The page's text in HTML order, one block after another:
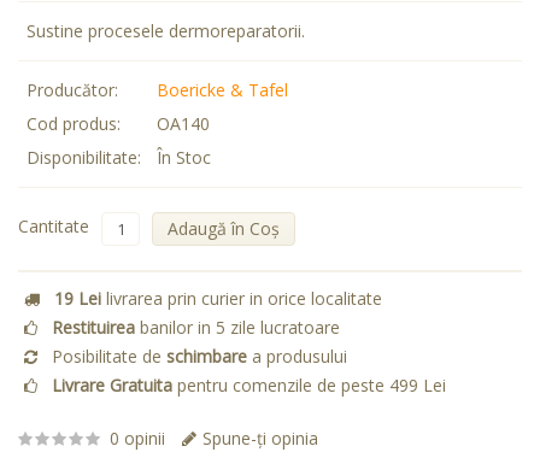
Sustine procesele dermoreparatorii.
Producător:
Boericke & Tafel
Cod produs:
OA140
Disponibilitate:
În Stoc
Cantitate Adaugă în Coş
19 Lei livrarea prin curier in orice localitate
Restituirea banilor in 5 zile lucratoare
Posibilitate de schimbare a produsului
Livrare Gratuita pentru comenzile de peste 499 Lei
0 opinii Spune-ţi opinia